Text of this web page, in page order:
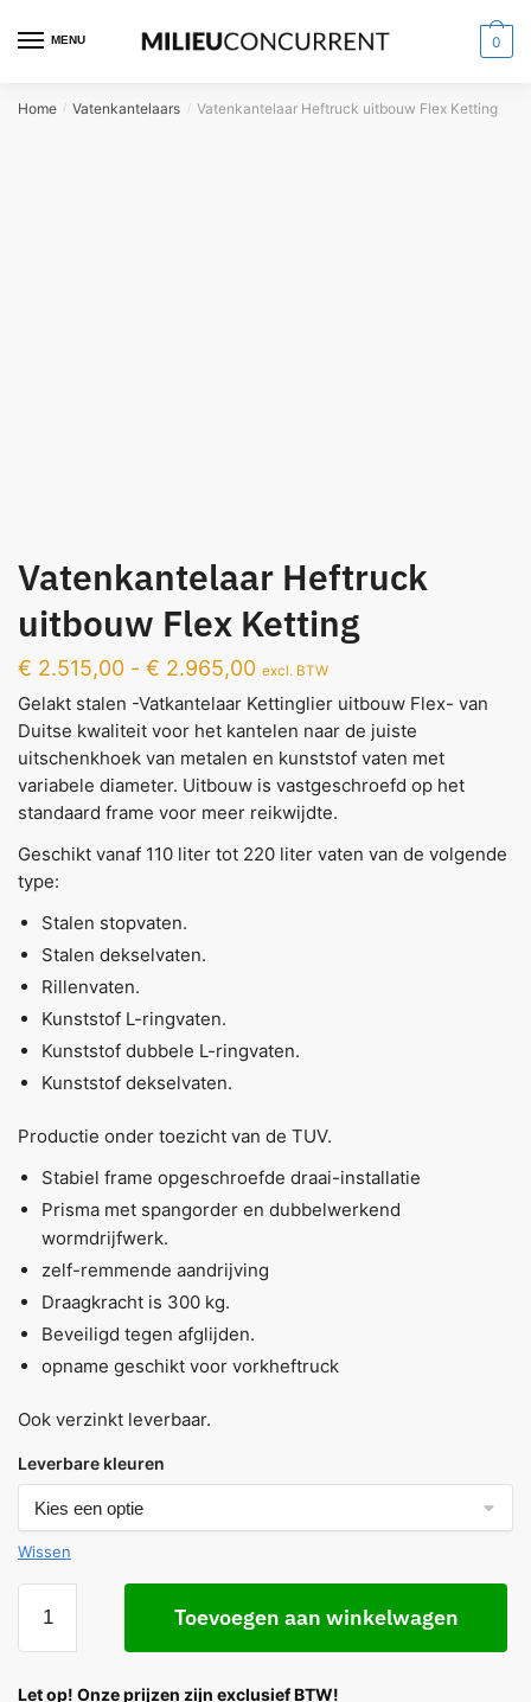
MENU 0
Home / Vatenkantelaars / Vatenkantelaar Heftruck uitbouw Flex Ketting
Vatenkantelaar Heftruck
uitbouw Flex Ketting
€ 2.515,00 - € 2.965,00 excl. BTW
Gelakt stalen -Vatkantelaar Kettinglier uitbouw Flex- van
Duitse kwaliteit voor het kantelen naar de juiste
uitschenkhoek van metalen en kunststof vaten met
variabele diameter. Uitbouw is vastgeschroefd op het
standaard frame voor meer reikwijdte.
Geschikt vanaf 110 liter tot 220 liter vaten van de volgende
type:
Stalen stopvaten.
Stalen dekselvaten.
Rillenvaten.
Kunststof L-ringvaten.
Kunststof dubbele L-ringvaten.
Kunststof dekselvaten.
Productie onder toezicht van de TUV.
Stabiel frame opgeschroefde draai-installatie
Prisma met spangorder en dubbelwerkend
wormdrijfwerk.
zelf-remmende aandrijving
Draagkracht is 300 kg.
Beveiligd tegen afglijden.
opname geschikt voor vorkheftruck
Ook verzinkt leverbaar.
Leverbare kleuren
Wissen
Toevoegen aan winkelwagen
Let op! Onze prijzen zijn exclusief BTW!